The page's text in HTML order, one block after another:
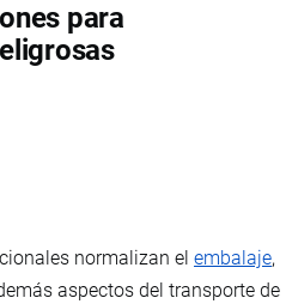
para
normalizan el embalaje,
aspectos del transporte de